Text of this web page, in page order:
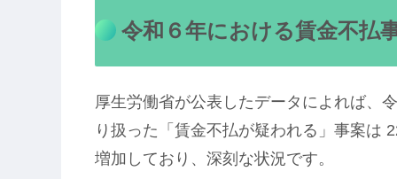
令和６年における賃金不払
厚生労働省が公表したデータによれば、
り扱った「賃金不払が疑われる」事案は
増加しており、深刻な状況です。